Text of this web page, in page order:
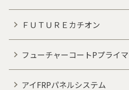
ＦＵＴＵＲＥカチオン
フューチャーコートPプライ
アイFRPパネルシステム